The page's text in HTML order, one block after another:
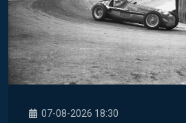
07-08-2026 18:30